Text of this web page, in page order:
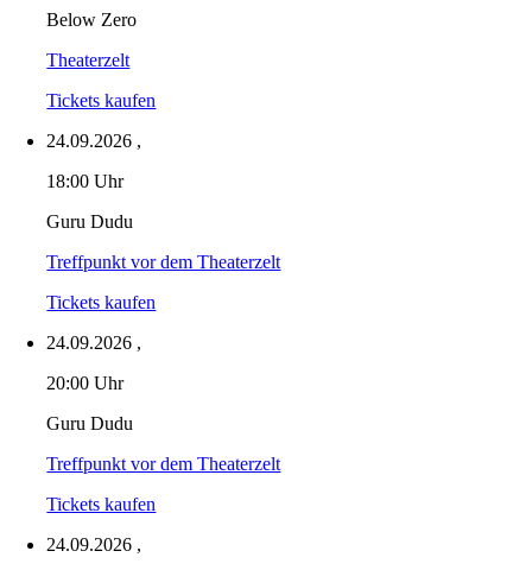
Below Zero
Theaterzelt
Tickets kaufen
24.09.2026 ,
18:00 Uhr
Guru Dudu
Treffpunkt vor dem Theaterzelt
Tickets kaufen
24.09.2026 ,
20:00 Uhr
Guru Dudu
Treffpunkt vor dem Theaterzelt
Tickets kaufen
24.09.2026 ,